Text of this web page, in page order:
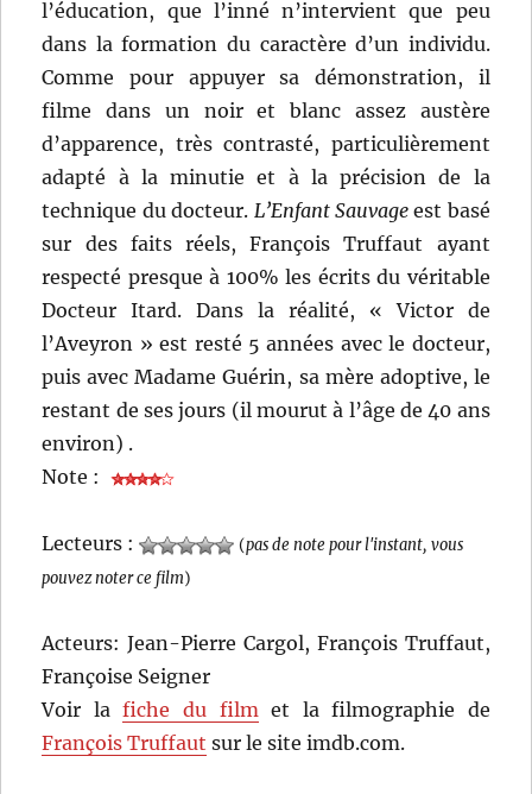
l’éducation, que l’inné n’intervient que peu
dans la formation du caractère d’un individu.
Comme pour appuyer sa démonstration, il
filme dans un noir et blanc assez austère
d’apparence, très contrasté, particulièrement
adapté à la minutie et à la précision de la
technique du docteur. L’Enfant Sauvageest basé
sur des faits réels, François Truffaut ayant
respecté presque à 100% les écrits du véritable
Docteur Itard. Dans la réalité, « Victor de
l’Aveyron » est resté 5 années avec le docteur,
puis avec Madame Guérin, sa mère adoptive, le
restant de ses jours (il mourut à l’âge de 40 ans
environ) .
Note :
Lecteurs : (pas de note pour l'instant, vous
pouvez noter ce film)
Acteurs: Jean-Pierre Cargol, François Truffaut,
Françoise Seigner
Voir lafiche du filmet la filmographie de
François Truffaut sur le site imdb.com.